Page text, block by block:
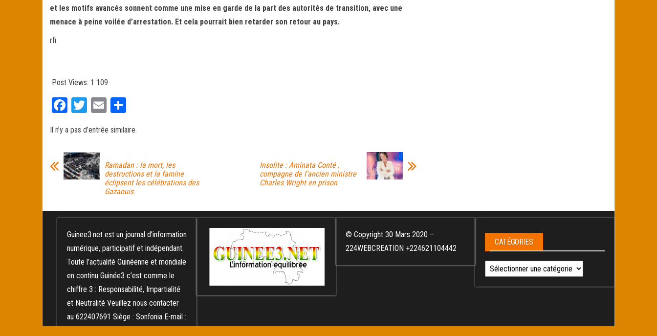
et les motifs avancés sonnent comme une mise en garde de la part des autorités de transition, avec une
menace à peine voilée d’arrestation. Et cela pourrait bien retarder son retour au pays.
rfi
Post Views: 1 109
Fa
bo
ok
T
tt
er
E
ail ag
Il n’y a pas d’entrée similaire.
Ramadan : la mort, les
destructions et la famine
éclipsent les célébrations des
Gazaouis
Insolite : Aminata Conté ,
compagne de l’ancien ministre
Charles Wright en prison
Guinee3.net est un journal d’information
numérique, participatif et indépendant.
Toute l’actualité Guinéenne et mondiale
en continu Guinée3 c’est comme le
chiffre 3 : Responsabilité, Impartialité
et Neutralité Veuillez nous contacter
au 622407691 Siège : Sonfonia E-mail :
© Copyright 30 Mars 2020 –
224WEBCREATION +224621104442
CATÉGORIES
Catégories